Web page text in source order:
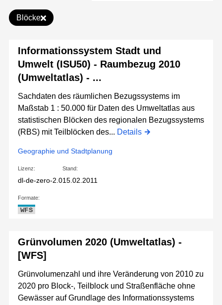
Blöcke
Informationssystem Stadt und
Umwelt (ISU50) - Raumbezug 2010
(Umweltatlas) - ...
Sachdaten des räumlichen Bezugssystems im
Maßstab 1 : 50.000 für Daten des Umweltatlas aus
statistischen Blöcken des regionalen Bezugssystems
(RBS) mit Teilblöcken des... Details
Geographie und Stadtplanung
Lizenz:
dl-de-zero-2.0
Stand:
15.02.2011
Formate:
WFS
Grünvolumen 2020 (Umweltatlas) -
[WFS]
Grünvolumenzahl und ihre Veränderung von 2010 zu
2020 pro Block-, Teilblock und Straßenfläche ohne
Gewässer auf Grundlage des Informationssystems